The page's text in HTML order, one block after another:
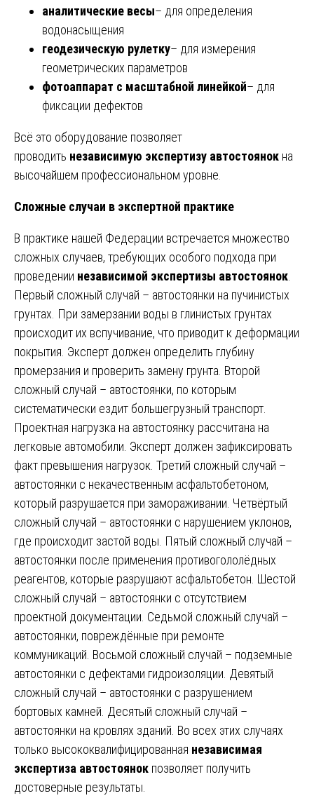
аналитические весы– для определения
водонасыщения
геодезическую рулетку– для измерения
геометрических параметров
фотоаппарат с масштабной линейкой– для
фиксации дефектов
Всё это оборудование позволяет
проводить независимую экспертизу автостоянок на
высочайшем профессиональном уровне.
Сложные случаи в экспертной практике
В практике нашей Федерации встречается множество
сложных случаев, требующих особого подхода при
проведении независимой экспертизы автостоянок
Первый сложный случай – автостоянки на пучинистых
грунтах. При замерзании воды в глинистых грунтах
происходит их вспучивание, что приводит к деформации
покрытия. Эксперт должен определить глубину
промерзания и проверить замену грунта. Второй
сложный случай – автостоянки, по которым
систематически ездит большегрузный транспорт.
Проектная нагрузка на автостоянку рассчитана на
легковые автомобили. Эксперт должен зафиксировать
факт превышения нагрузок. Третий сложный случай –
автостоянки с некачественным асфальтобетоном,
который разрушается при замораживании. Четвёртый
сложный случай – автостоянки с нарушением уклонов,
где происходит застой воды. Пятый сложный случай –
автостоянки после применения противогололёдных
реагентов, которые разрушают асфальтобетон. Шестой
сложный случай – автостоянки с отсутствием
проектной документации. Седьмой сложный случай –
автостоянки, повреждённые при ремонте
коммуникаций. Восьмой сложный случай – подземные
автостоянки с дефектами гидроизоляции. Девятый
сложный случай – автостоянки с разрушением
бортовых камней. Десятый сложный случай –
автостоянки на кровлях зданий. Во всех этих случаях
только высококвалифицированная независимая
экспертиза автостоянок позволяет получить
достоверные результаты.